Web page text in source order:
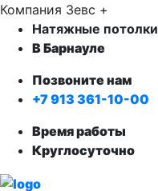
Компания Зевс +
Натяжные потолки
В Барнауле
Позвоните нам
+7 913 361-10-00
Время работы
Круглосуточно